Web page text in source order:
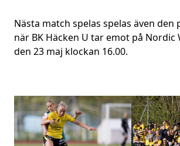
Nästa match spelas spelas även den
när BK Häcken U tar emot på Nordic
den 23 maj klockan 16.00.